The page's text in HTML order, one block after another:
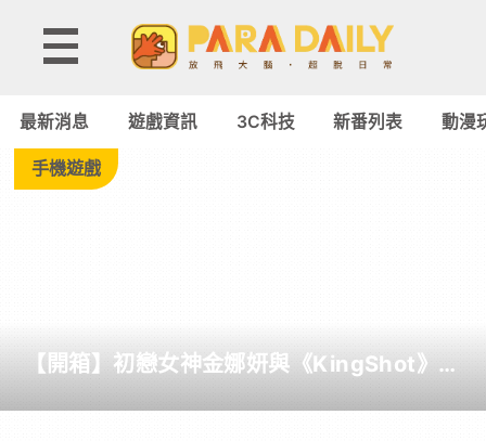
Tag:
-
遊
戲
最新消息 遊戲資訊 3C科技 新番列表 動漫
手機遊戲
【開箱】初戀女神金娜妍與《KingShot》再